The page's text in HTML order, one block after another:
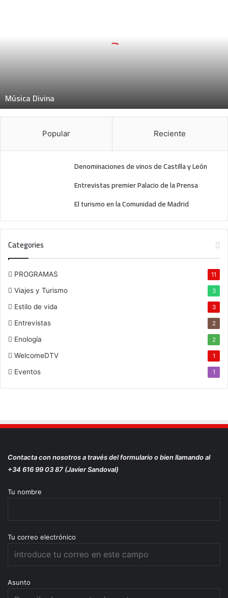
n
a
Música Divina
Popular Reciente
Denominaciones de vinos de Castilla y León
Entrevistas premier Palacio de la Prensa
El turismo en la Comunidad de Madrid
Categories
PROGRAMAS 11
Viajes y Turismo 3
Estilo de vida 3
Entrevistas 2
Enología 2
WelcomeDTV 1
Eventos 1
Contacta con nosotros a través del formulario o bien llamando al
+34 616 99 03 87 (Javier Sandoval)
Tu nombre
Tu correo electrónico
Asunto